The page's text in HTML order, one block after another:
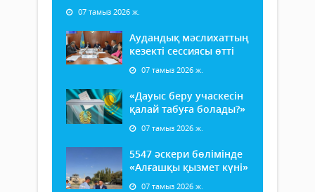
07 тамыз 2026 ж.
Аудандық мәслихаттың
кезекті сессиясы өтті
07 тамыз 2026 ж.
«Дауыс беру учаскесін
қалай табуға болады?»
07 тамыз 2026 ж.
5547 әскери бөлімінде
«Алғашқы қызмет күні»
07 тамыз 2026 ж.